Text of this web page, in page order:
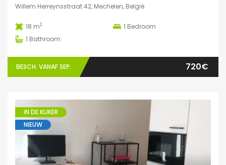
Willem Herreynsstraat 42, Mechelen, België
18 m2 1 Bedroom
1 Bathroom
BESCH. VANAF SEP. 720€
IN DE KIJKER
NIEUW